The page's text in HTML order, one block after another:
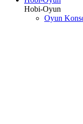
Hobi-Oyun
Oyun